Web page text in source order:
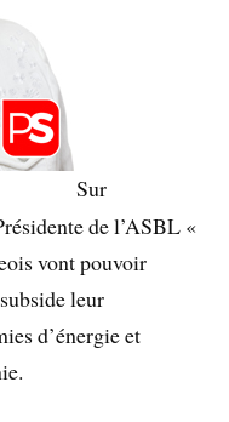
Sur
de l’ASBL «
vont pouvoir
leur
d’énergie et